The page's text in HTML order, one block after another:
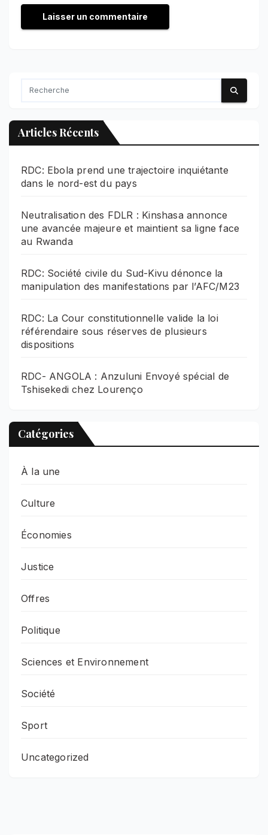
Articles Récents
RDC: Ebola prend une trajectoire inquiétante
dans le nord-est du pays
Neutralisation des FDLR : Kinshasa annonce
une avancée majeure et maintient sa ligne face
au Rwanda
RDC: Société civile du Sud-Kivu dénonce la
manipulation des manifestations par l’AFC/M23
RDC: La Cour constitutionnelle valide la loi
référendaire sous réserves de plusieurs
dispositions
RDC- ANGOLA : Anzuluni Envoyé spécial de
Tshisekedi chez Lourenço
Catégories
À la une
Culture
Économies
Justice
Offres
Politique
Sciences et Environnement
Société
Sport
Uncategorized